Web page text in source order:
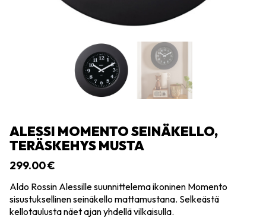
ALESSI MOMENTO SEINÄKELLO,
TERÄSKEHYS MUSTA
299.00€
Aldo Rossin Alessille suunnittelema ikoninen Momento
sisustuksellinen seinäkello mattamustana. Selkeästä
kellotaulusta näet ajan yhdellä vilkaisulla.